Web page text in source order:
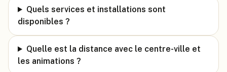
Quels services et installations sont
disponibles ?
Quelle est la distance avec le centre-ville et
les animations ?